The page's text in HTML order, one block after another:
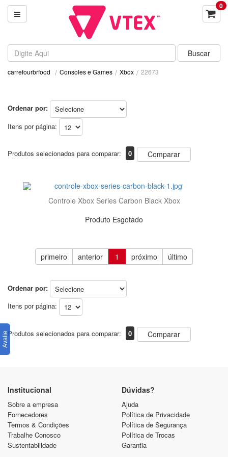
0
carrefourbrfood Consoles e Games Xbox 22673
Ordenar por:
Itens por página:
Produtos selecionados para comparar: 0 Comparar
Controle Xbox Series Carbon Black Xbox
Produto Esgotado
primeiro anterior 1 próximo último
Ordenar por:
Itens por página:
Produtos selecionados para comparar: 0 Comparar
Institucional
Sobre a empresa
Fornecedores
Termos & Condições
Trabalhe Conosco
Sustentabilidade
Dúvidas?
Ajuda
Política de Privacidade
Política de Segurança
Política de Trocas
Garantia